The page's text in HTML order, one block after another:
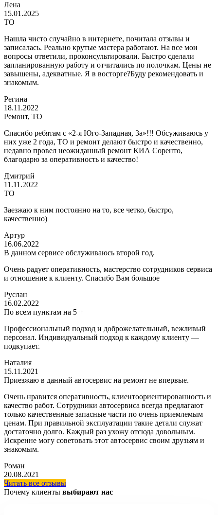
Лена
15.01.2025
ТО
Нашла чисто случайно в интернете, почитала отзывы и
записалась. Реально крутые мастера работают. На все мои
вопросы ответили, проконсультировали. Быстро сделали
запланированную работу и отчитались по полочкам. Цены не
завышены, адекватные. Я в восторге?Буду рекомендовать и
знакомым.
Регина
18.11.2022
Ремонт, ТО
Спасибо ребятам с «2-я Юго-Западная, 3а»!!! Обсуживаюсь у
них уже 2 года, ТО и ремонт делают быстро и качественно,
недавно провел неожиданный ремонт КИА Соренто,
благодарю за оперативность и качество!
Дмитрий
11.11.2022
ТО
Заезжаю к ним постоянно на то, все четко, быстро,
качественно)
Артур
16.06.2022
В данном сервисе обслуживаюсь второй год.
Очень радует оперативность, мастерство сотрудников сервиса
и отношение к клиенту. Спасибо Вам большое
Руслан
16.02.2022
По всем пунктам на 5 +
Профессиональный подход и доброжелательный, вежливый
персонал. Индивидуальный подход к каждому клиенту —
подкупает.
Наталия
15.11.2021
Приезжаю в данный автосервис на ремонт не впервые.
Очень нравится оперативность, клиентоориентированность и
качество работ. Сотрудники автосервиса всегда предлагают
только качественные запасные части по очень приемлемым
ценам. При правильной эксплуатации такие детали служат
достаточно долго. Каждый раз ухожу отсюда довольным.
Искренне могу советовать этот автосервис своим друзьям и
знакомым.
Роман
20.08.2021
Читать все отзывы
Почему клиенты выбирают нас